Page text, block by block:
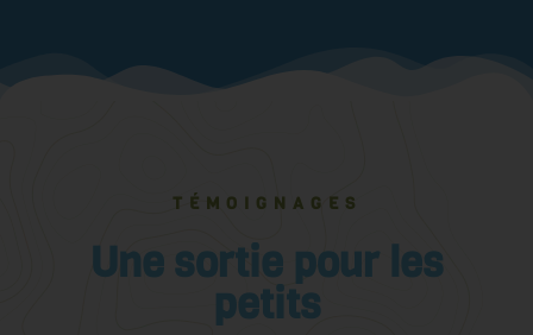
TÉMOIGNAGES
Une sortie pour les
petits